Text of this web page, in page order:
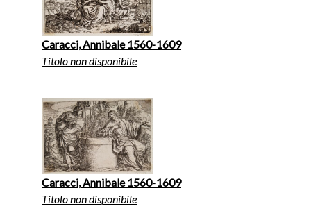
Caracci, Annibale 1560-1609
Titolo non disponibile
Caracci, Annibale 1560-1609
Titolo non disponibile